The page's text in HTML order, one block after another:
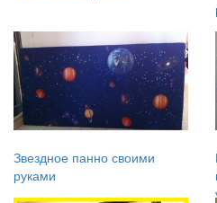
Звездное панно своими
руками